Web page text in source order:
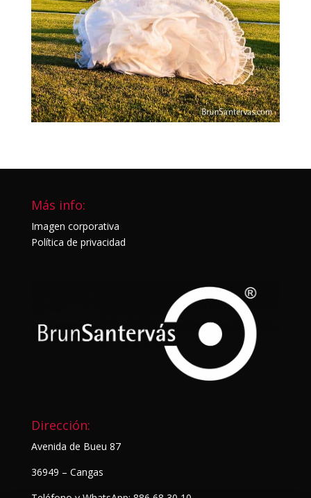
Más info:
Imagen corporativa
Política de privacidad
Dirección:
Avenida de Bueu 87
36949 – Cangas